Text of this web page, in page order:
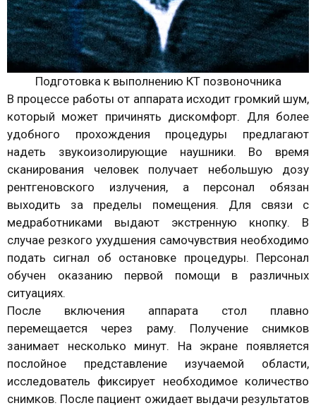
Подготовка к выполнению КТ позвоночника
В процессе работы от аппарата исходит громкий шум,
который может причинять дискомфорт. Для более
удобного прохождения процедуры предлагают
надеть звукоизолирующие наушники. Во время
сканирования человек получает небольшую дозу
рентгеновского излучения, а персонал обязан
выходить за пределы помещения. Для связи с
медработниками выдают экстренную кнопку. В
случае резкого ухудшения самочувствия необходимо
подать сигнал об остановке процедуры. Персонал
обучен оказанию первой помощи в различных
ситуациях.
После включения аппарата стол плавно
перемещается через раму. Получение снимков
занимает несколько минут. На экране появляется
послойное представление изучаемой области,
исследователь фиксирует необходимое количество
снимков. После пациент ожидает выдачи результатов